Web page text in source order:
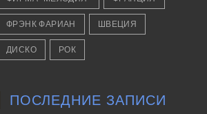
ФРЭНК ФАРИАН ШВЕЦИЯ
ДИСКО РОК
ПОСЛЕДНИЕ ЗАПИСИ